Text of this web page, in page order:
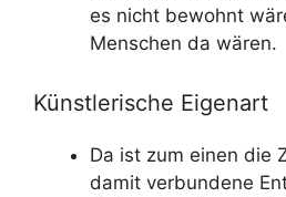
es nicht bewohnt
Menschen da wären.
Künstlerische Eigenart
Da ist zum einen die
damit verbundene